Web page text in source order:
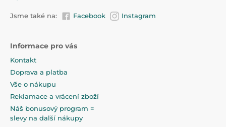
Jsme také na: Facebook Instagram
Informace pro vás
Kontakt
Doprava a platba
Vše o nákupu
Reklamace a vrácení zboží
Náš bonusový program =
slevy na další nákupy